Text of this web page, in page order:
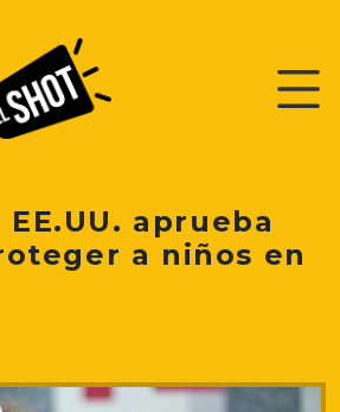
aprueba
a niños en